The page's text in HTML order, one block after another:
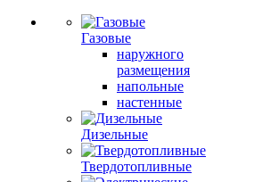
Газовые
наружного
размещения
напольные
настенные
Дизельные
Твердотопливные